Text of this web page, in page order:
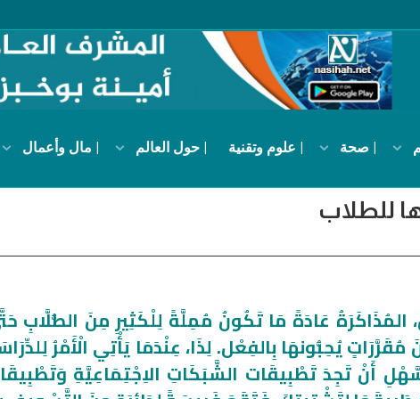
| صحة | علوم وتقنية | حول العالم | مال وأعمال
للطلاب
المُذَاكَرَةُ عَادَةً مَا تَكُونُ مُمِلَّةً لِلْكَثِيرِ مِنَ الطُّلَّابِ
يُحِبُّونهَا بِالفِعْل. لِذَا، عِنْدَمَا يَأْتِي الْأَمْرُ
أَنْ تَجِدَ تَطْبِيقَات الشَّبَكَاتِ الاِجْتِمَاعِيَّةِ